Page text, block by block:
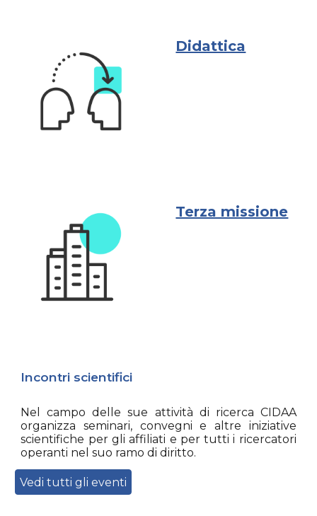
Didattica
Terza missione
Incontri scientifici
Nel campo delle sue attività di ricerca CIDAA
organizza seminari, convegni e altre iniziative
scientifiche per gliaffiliati e per tutti i ricercatori
operanti nel suo ramo di diritto.
Vedi tutti gli eventi